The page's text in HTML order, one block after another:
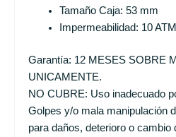
Tamaño Caja: 53 mm
Impermeabilidad: 10 ATM
Garantía: 12 MESES SOBRE
UNICAMENTE.
NO CUBRE: Uso inadecuado
Golpes y/o mala manipulación
para daños, deterioro o cambio